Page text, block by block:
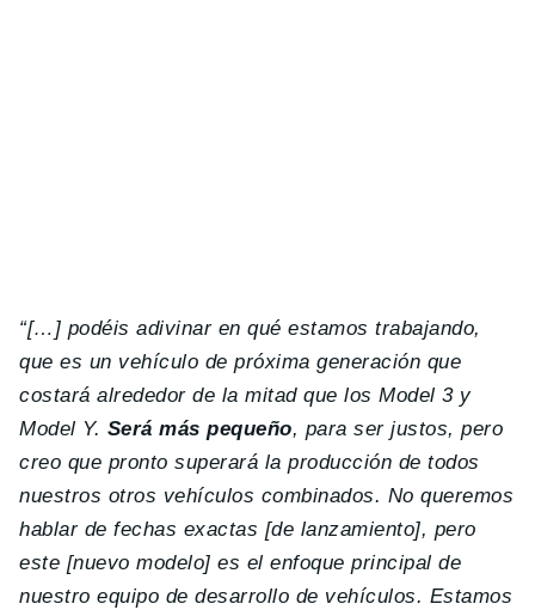
“[…] podéis adivinar en qué estamos trabajando,
que es un vehículo de próxima generación que
costará alrededor de la mitad que los Model 3 y
Model Y. Será más pequeño, para ser justos, pero
creo que pronto superará la producción de todos
nuestros otros vehículos combinados. No queremos
hablar de fechas exactas [de lanzamiento], pero
este [nuevo modelo] es el enfoque principal de
nuestro equipo de desarrollo de vehículos. Estamos